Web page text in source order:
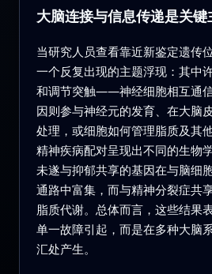
大脑连接与信息传递是关键
当研究人员查看靠近新鉴定遗传
一个反复出现的主题浮现：其中
和调节突触——神经细胞相互通
因则参与神经元的发育、在大脑
处理，或细胞如何管理脂质及其
精神疾病配对呈现出不同的生物
未遂与抑郁共享的基因在与脑细
通路中富集，而与精神分裂症共
脂质代谢。总体而言，这些结果
单一故障引起，而是在多种大脑
汇处产生。